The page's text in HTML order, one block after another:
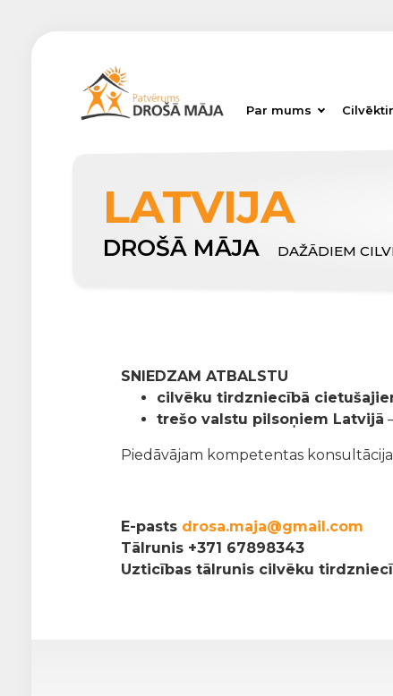
Par mums
LATVIJA
DROŠĀ MĀJA DAŽĀDIEM
SNIEDZAM ATBALSTU
cilvēku tirdzniecībā
trešo valstu pilsoņiem Latvijā
Piedāvājam kompetentas
E-pasts drosa.maja@gmail.com
Tālrunis +371 67898343
Uzticības tālrunis cilvēku